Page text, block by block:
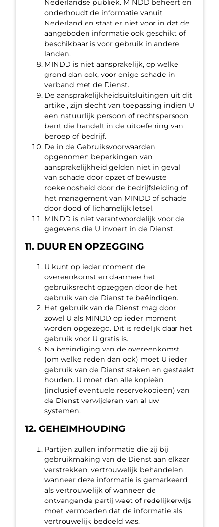
Nederlandse publiek. MINDD beheert en
onderhoudt de informatie vanuit
Nederland en staat er niet voor in dat de
aangeboden informatie ook geschikt of
beschikbaar is voor gebruik in andere
landen.
MINDD is niet aansprakelijk, op welke
grond dan ook, voor enige schade in
verband met de Dienst.
De aansprakelijkheidsuitsluitingen uit dit
artikel, zijn slecht van toepassing indien U
een natuurlijk persoon of rechtspersoon
bent die handelt in de uitoefening van
beroep of bedrijf.
De in de Gebruiksvoorwaarden
opgenomen beperkingen van
aansprakelijkheid gelden niet in geval
van schade door opzet of bewuste
roekeloosheid door de bedrijfsleiding of
het management van MINDD of schade
door dood of lichamelijk letsel.
MINDD is niet verantwoordelijk voor de
gegevens die U invoert in de Dienst.
11. DUUR EN OPZEGGING
U kunt op ieder moment de
overeenkomst en daarmee het
gebruiksrecht opzeggen door de het
gebruik van de Dienst te beëindigen.
Het gebruik van de Dienst mag door
zowel U als MINDD op ieder moment
worden opgezegd. Dit is redelijk daar het
gebruik voor U gratis is.
Na beëindiging van de overeenkomst
(om welke reden dan ook) moet U ieder
gebruik van de Dienst staken en gestaakt
houden. U moet dan alle kopieën
(inclusief eventuele reservekopieën) van
de Dienst verwijderen van al uw
systemen.
12. GEHEIMHOUDING
Partijen zullen informatie die zij bij
gebruikmaking van de Dienst aan elkaar
verstrekken, vertrouwelijk behandelen
wanneer deze informatie is gemarkeerd
als vertrouwelijk of wanneer de
ontvangende partij weet of redelijkerwijs
moet vermoeden dat de informatie als
vertrouwelijk bedoeld was.